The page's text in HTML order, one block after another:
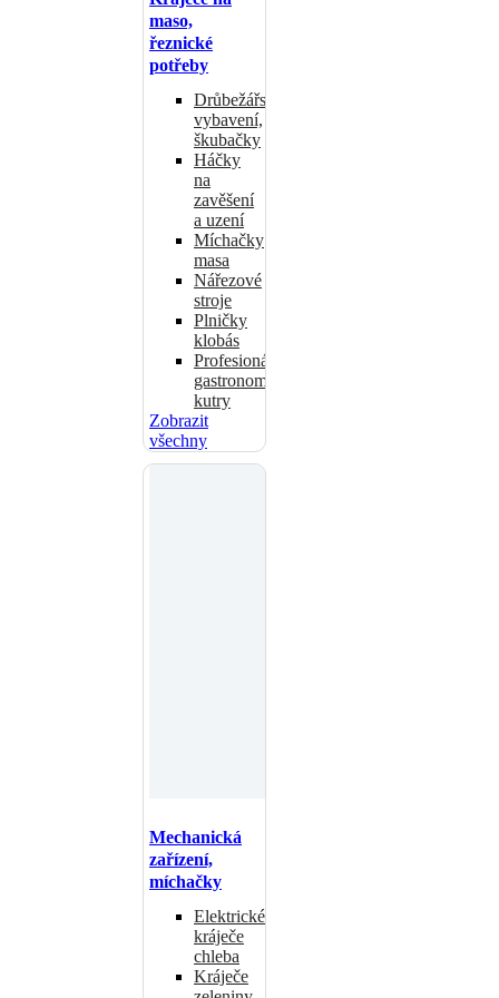
maso,
řeznické
potřeby
Drůbežářské
vybavení,
škubačky
Háčky
na
zavěšení
a uzení
Míchačky
masa
Nářezové
stroje
Plničky
klobás
Profesionální
gastronomické
kutry
Zobrazit
všechny
Mechanická
zařízení,
míchačky
Elektrické
kráječe
chleba
Kráječe